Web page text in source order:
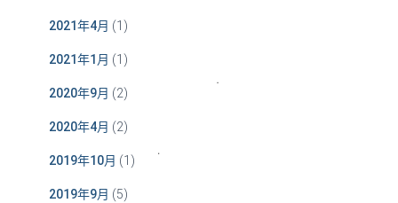
2021年4月 (1)
2021年1月 (1)
2020年9月 (2)
2020年4月 (2)
2019年10月 (1)
2019年9月 (5)